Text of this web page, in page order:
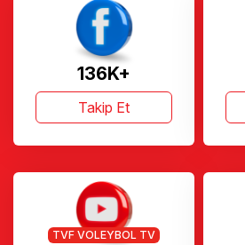
136K+
Takip Et
TVF VOLEYBOL TV